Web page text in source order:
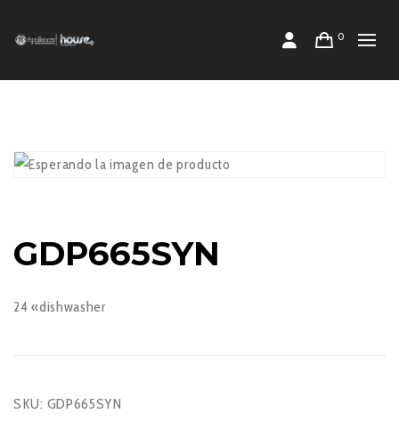
0
GDP665SYN
24 «dishwasher
SKU: GDP665SYN